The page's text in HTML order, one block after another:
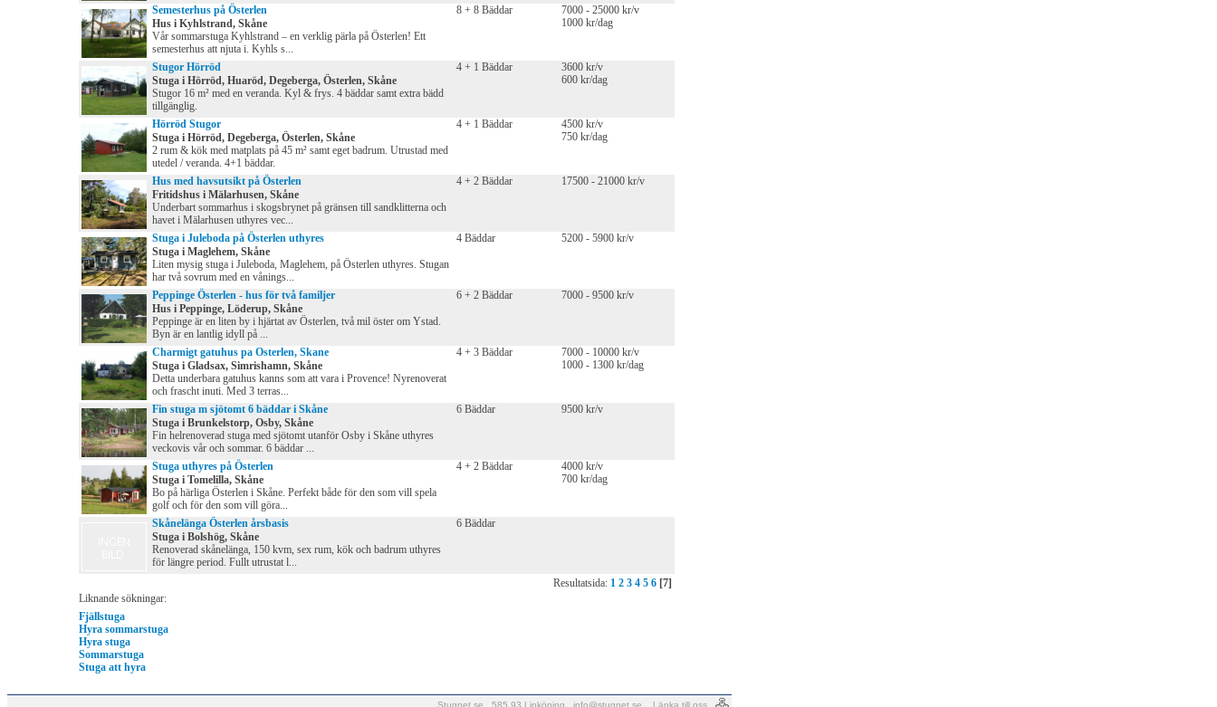
Semesterhus på Österlen
Hus i Kyhlstrand, Skåne
Vår sommarstuga Kyhlstrand – en verklig pärla på Österlen! Ett
semesterhus att njuta i. Kyhls s...
8 + 8 Bäddar
7000 - 25000 kr/v
1000 kr/dag
Stugor Hörröd
Stuga i Hörröd, Huaröd, Degeberga, Österlen, Skåne
Stugor 16 m² med en veranda. Kyl & frys. 4 bäddar samt extra bädd
tillgänglig.
4 + 1 Bäddar
3600 kr/v
600 kr/dag
Hörröd Stugor
Stuga i Hörröd, Degeberga, Österlen, Skåne
2 rum & kök med matplats på 45 m² samt eget badrum. Utrustad med
utedel / veranda. 4+1 bäddar.
4 + 1 Bäddar
4500 kr/v
750 kr/dag
Hus med havsutsikt på Österlen
Fritidshus i Mälarhusen, Skåne
Underbart sommarhus i skogsbrynet på gränsen till sandklitterna och
havet i Mälarhusen uthyres vec...
4 + 2 Bäddar 17500 - 21000 kr/v
Stuga i Juleboda på Österlen uthyres
Stuga i Maglehem, Skåne
Liten mysig stuga i Juleboda, Maglehem, på Österlen uthyres. Stugan
har två sovrum med en vånings...
4 Bäddar 5200 - 5900 kr/v
Peppinge Österlen - hus för två familjer
Hus i Peppinge, Löderup, Skåne
Peppinge är en liten by i hjärtat av Österlen, två mil öster om Ystad.
Byn är en lantlig idyll på ...
6 + 2 Bäddar 7000 - 9500 kr/v
Charmigt gatuhus pa Osterlen, Skane
Stuga i Gladsax, Simrishamn, Skåne
Detta underbara gatuhus kanns som att vara i Provence! Nyrenoverat
och frascht inuti. Med 3 terras...
4 + 3 Bäddar
7000 - 10000 kr/v
1000 - 1300 kr/dag
Fin stuga m sjötomt 6 bäddar i Skåne
Stuga i Brunkelstorp, Osby, Skåne
Fin helrenoverad stuga med sjötomt utanför Osby i Skåne uthyres
veckovis vår och sommar. 6 bäddar ...
6 Bäddar 9500 kr/v
Stuga uthyres på Österlen
Stuga i Tomelilla, Skåne
Bo på härliga Österlen i Skåne. Perfekt både för den som vill spela
golf och för den som vill göra...
4 + 2 Bäddar
4000 kr/v
700 kr/dag
Skånelänga Österlen årsbasis
Stuga i Bolshög, Skåne
Renoverad skånelänga, 150 kvm, sex rum, kök och badrum uthyres
för längre period. Fullt utrustat l...
6 Bäddar
Resultatsida: 1 2 3 4 5 6 [7]
Liknande sökningar:
Fjällstuga
Hyra sommarstuga
Hyra stuga
Sommarstuga
Stuga att hyra
Stugnet.se . 585 93 Linköping . info@stugnet.se Länka till oss